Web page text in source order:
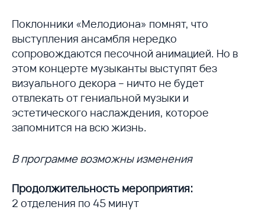
Поклонники «Мелодиона» помнят, что
выступления ансамбля нередко
сопровождаются песочной анимацией. Но в
этом концерте музыканты выступят без
визуального декора – ничто не будет
отвлекать от гениальной музыки и
эстетического наслаждения, которое
запомнится на всю жизнь.
В программе возможны изменения
Продолжительность мероприятия:
2 отделения по 45 минут